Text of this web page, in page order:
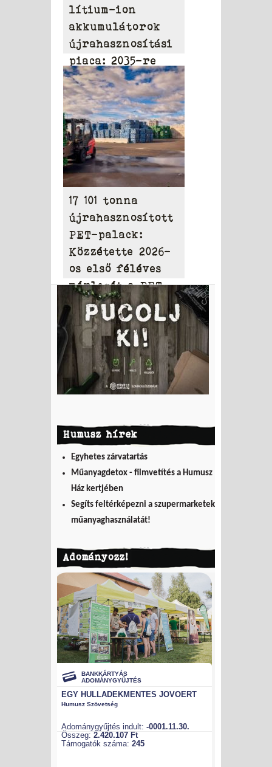
lítium-ion
akkumulátorok
újrahasznosítási
piaca: 2035-re
elérheti a 31,95
milliárd dollárt
17 101 tonna
újrahasznosított
PET-palack:
Közzétette 2026-
os első féléves
mérlegét a PET
to PET
Humusz hírek
Egyhetes zárvatartás
Műanyagdetox - filmvetítés a Humusz
Ház kertjében
Segíts feltérképezni a szupermarketek
műanyaghasználatát!
Adományozz!